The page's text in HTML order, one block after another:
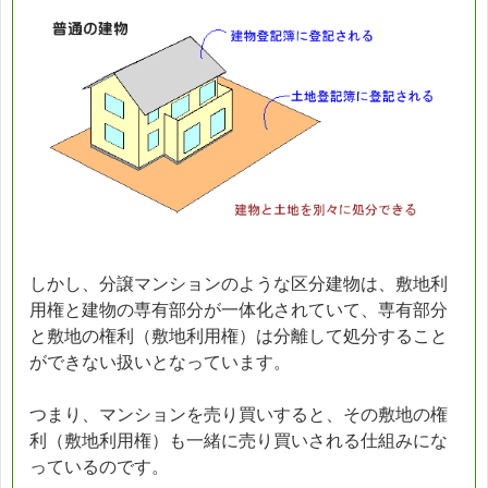
しかし、分譲マンションのような区分建物は、敷地利
用権と建物の専有部分が一体化されていて、専有部分
と敷地の権利（敷地利用権）は分離して処分すること
ができない扱いとなっています。
つまり、マンションを売り買いすると、その敷地の権
利（敷地利用権）も一緒に売り買いされる仕組みにな
っているのです。